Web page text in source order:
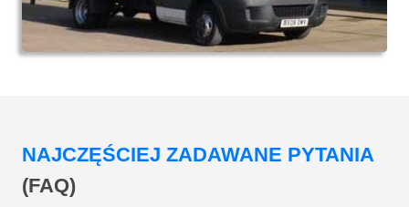
NAJCZĘŚCIEJ ZADAWANE PYTANIA
(FAQ)